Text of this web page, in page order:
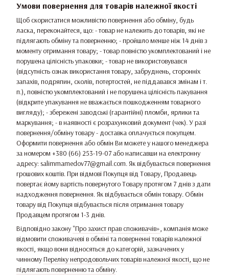
Умови повернення для товарів належної якості
Щоб скористатися можливістю повернення або обміну, будь
ласка, переконайтеся, що: - товар не належить до товарів, які не
підлягають обміну та поверненню; - пройшло менше ніж 14 днів з
моменту отримання товару; - товар повністю укомплектований і не
порушена цілісність упаковки; - товар не використовувався
(відсутність ознак використання товару, забруднень, сторонніх
запахів, подряпин, сколів, потертостей, не піддавався змінам і т.
п.), повністю укомплектований і не порушена цілісність пакування
(відкрите упакування не вважається пошкодженням товарного
вигляду); - збережені заводські (гарантійні) пломби, ярлики та
маркування; - в наявності є розрахунковий документ (чек). У разі
повернення/обміну товару - доставка оплачується покупцем.
Оформити повернення або обмін Ви можете у нашого менеджера
за номером +380 (66) 253-19-07 або написавши на електронну
адресу: salimmamedov77@gmail.com. Як відбувається повернення
грошових коштів. При відмові Покупця від Товару, Продавець
повертає йому вартість повернутого Товару протягом 7 днів з дати
надходження повернення. Як відбувається обмін товару. Обмін
товару від Покупця відбувається після отримання товару
Продавцем протягом 1-3 днів.
Відповідно закону "Про захист прав споживачів», компанія може
відмовити споживачеві в обміні та поверненні товарів належної
якості, якщо вони відносяться до категорій, зазначених у
чинномуПереліку непродовольчих товарів належної якості, що не
підлягають поверненню та обміну.